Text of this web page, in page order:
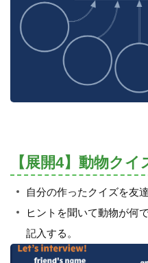
【展開4】動物ク
自分の作ったクイズを友
ヒントを聞いて動物が何
記入する。